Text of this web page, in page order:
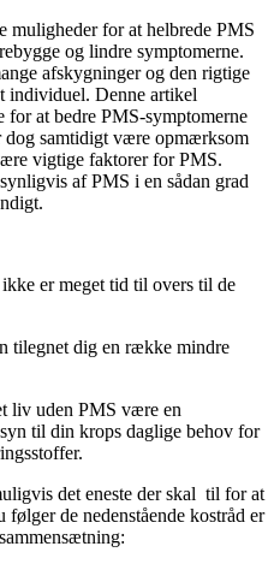
muligheder for at helbrede PMS
og lindre symptomerne.
afskygninger og den rigtige
individuel. Denne artikel
at bedre PMS-symptomerne
samtidigt være opmærksom
vigtige faktorer for PMS.
af PMS i en sådan grad
er meget tid til overs til de
tilegnet dig en række mindre
liv uden PMS være en
til din krops daglige behov for
det eneste der skal til for at
de nedenstående kostråd er